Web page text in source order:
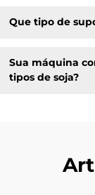
Que tipo de
Sua máquina
tipos de soja?